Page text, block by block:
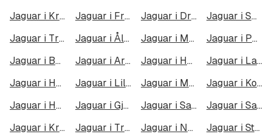
Jaguar i Kristiansand
Jaguar i Fredrikstad Jaguar i Drammen
Jaguar i Skien
Jaguar i Tromsø
Jaguar i Ålesund Jaguar i Moss
Jaguar i Porsgrunn
Jaguar i Bodø
Jaguar i Arendal Jaguar i Hamar
Jaguar i Larvik
Jaguar i Halden
Jaguar i Lillehammer Jaguar i Molde
Jaguar i Kongsberg
Jaguar i Harstad
Jaguar i Gjøvik Jaguar i Sarpsborg
Jaguar i Sandefjord
Jaguar i Kristiansund
Jaguar i Tromsdalen Jaguar i Narvik
Jaguar i Steinkjer